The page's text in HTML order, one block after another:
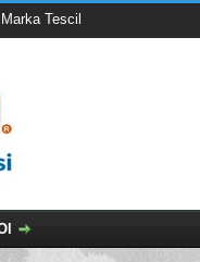
Marka Tescil